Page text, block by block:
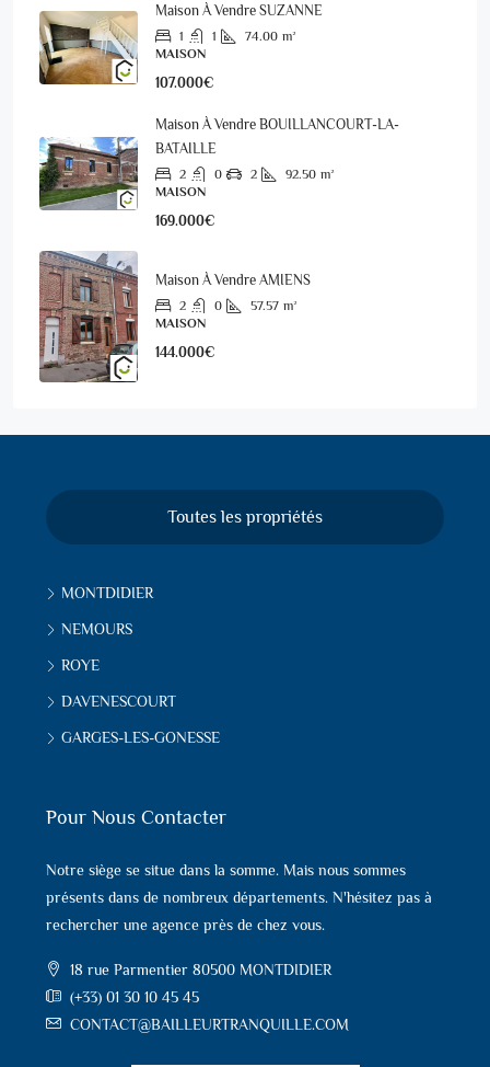
Maison À Vendre SUZANNE
1 1 74.00 m²
MAISON
107.000€
Maison À Vendre BOUILLANCOURT-LA-
BATAILLE
2 0 2 92.50 m²
MAISON
169.000€
Maison À Vendre AMIENS
2 0 57.57 m²
MAISON
144.000€
Toutes les propriétés
MONTDIDIER
NEMOURS
ROYE
DAVENESCOURT
GARGES-LES-GONESSE
Pour Nous Contacter
Notre siège se situe dans la somme. Mais nous sommes
présents dans de nombreux départements. N'hésitez pas à
rechercher une agence près de chez vous.
18 rue Parmentier 80500 MONTDIDIER
(+33) 01 30 10 45 45
CONTACT@BAILLEURTRANQUILLE.COM